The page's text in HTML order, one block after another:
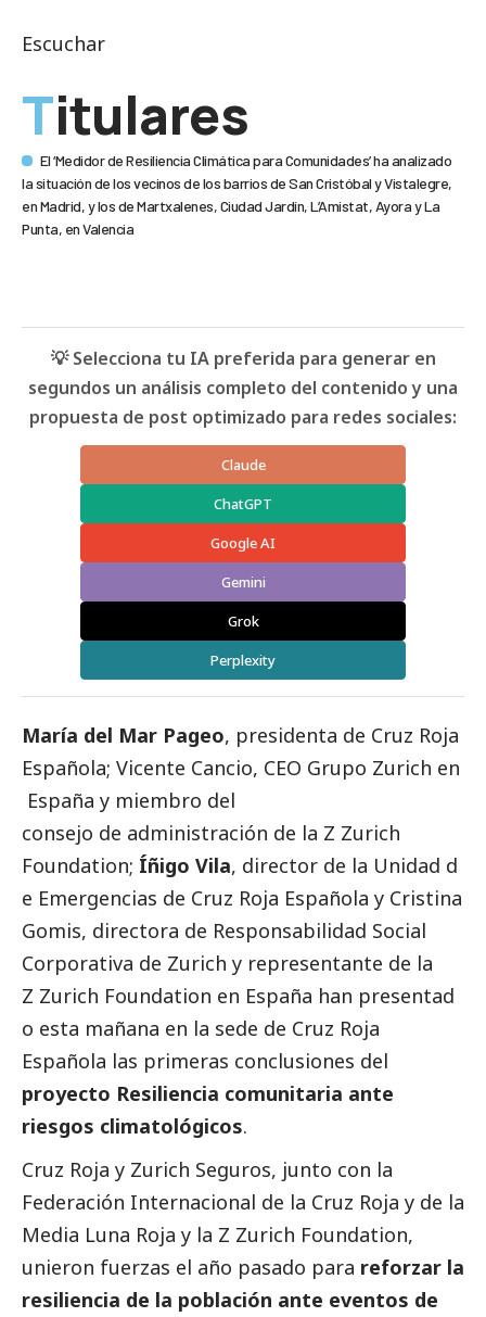
Escuchar
Titulares
El ‘Medidor de Resiliencia Climática para Comunidades’ ha analizado
la situación de los vecinos de los barrios de San Cristóbal y Vistalegre,
en Madrid, y los de Martxalenes, Ciudad Jardín, L’Amistat, Ayora y La
Punta, en Valencia
💡 Selecciona tu IA preferida para generar en
segundos un análisis completo del contenido y una
propuesta de post optimizado para redes sociales:
Claude
ChatGPT
Google AI
Gemini
Grok
Perplexity
María del Mar Pageo, presidenta de Cruz Roja
Española; Vicente Cancio, CEO Grupo Zurich en
España y miembro del
consejo de administración de la Z Zurich
Foundation; Íñigo Vila, director de la Unidad d
e Emergencias de Cruz Roja Española y Cristina
Gomis, directora de Responsabilidad Social
Corporativa de Zurich y representante de la
Z Zurich Foundation en España han presentad
o esta mañana en la sede de Cruz Roja
Española las primeras conclusiones del
proyecto Resiliencia comunitaria ante
riesgos climatológicos.
Cruz Roja y Zurich Seguros, junto con la
Federación Internacional de la Cruz Roja y de la
Media Luna Roja y la Z Zurich Foundation,
unieron fuerzas el año pasado para reforzar la
resiliencia de la población ante eventos de